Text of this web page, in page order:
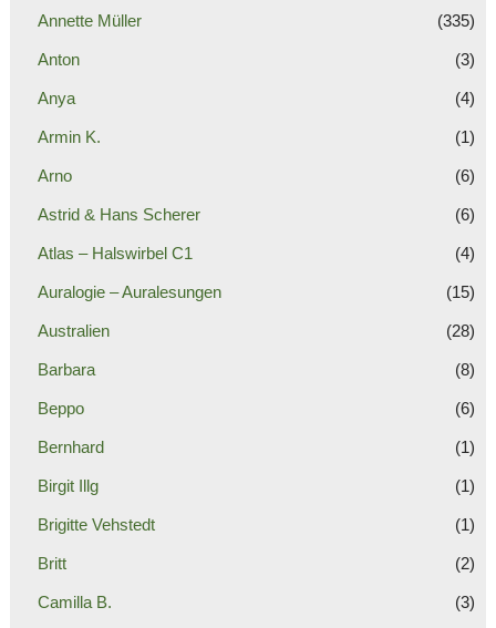
Annette Müller (335)
Anton (3)
Anya (4)
Armin K. (1)
Arno (6)
Astrid & Hans Scherer (6)
Atlas – Halswirbel C1 (4)
Auralogie – Auralesungen (15)
Australien (28)
Barbara (8)
Beppo (6)
Bernhard (1)
Birgit Illg (1)
Brigitte Vehstedt (1)
Britt (2)
Camilla B. (3)